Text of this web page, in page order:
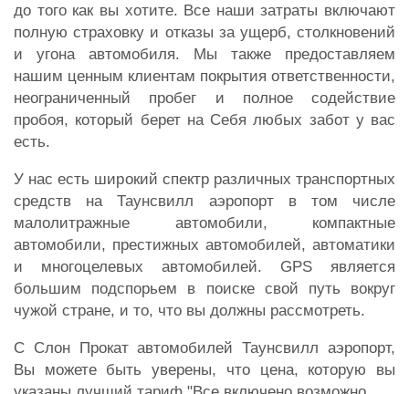
до того как вы хотите. Все наши затраты включают
полную страховку и отказы за ущерб, столкновений
и угона автомобиля. Мы также предоставляем
нашим ценным клиентам покрытия ответственности,
неограниченный пробег и полное содействие
пробоя, который берет на Себя любых забот у вас
есть.
У нас есть широкий спектр различных транспортных
средств на Таунсвилл аэропорт в том числе
малолитражные автомобили, компактные
автомобили, престижных автомобилей, автоматики
и многоцелевых автомобилей. GPS является
большим подспорьем в поиске свой путь вокруг
чужой стране, и то, что вы должны рассмотреть.
С Слон Прокат автомобилей Таунсвилл аэропорт,
Вы можете быть уверены, что цена, которую вы